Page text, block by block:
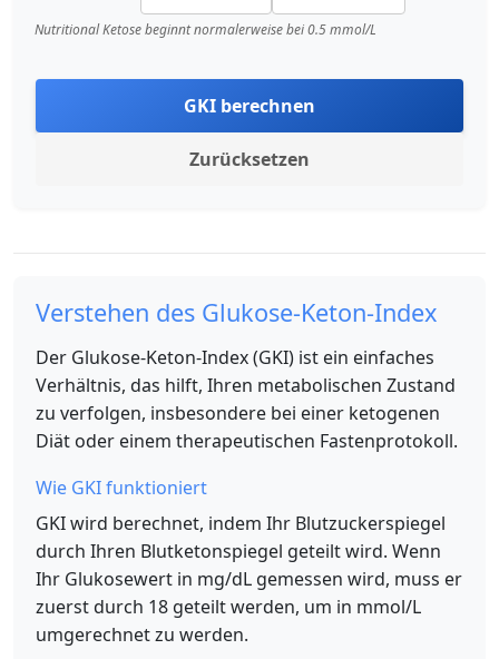
Nutritional Ketose beginnt normalerweise bei 0.5 mmol/L
GKI berechnen
Zurücksetzen
Verstehen des Glukose-Keton-Index
Der Glukose-Keton-Index (GKI) ist ein einfaches
Verhältnis, das hilft, Ihren metabolischen Zustand
zu verfolgen, insbesondere bei einer ketogenen
Diät oder einem therapeutischen Fastenprotokoll.
Wie GKI funktioniert
GKI wird berechnet, indem Ihr Blutzuckerspiegel
durch Ihren Blutketonspiegel geteilt wird. Wenn
Ihr Glukosewert in mg/dL gemessen wird, muss er
zuerst durch 18 geteilt werden, um in mmol/L
umgerechnet zu werden.